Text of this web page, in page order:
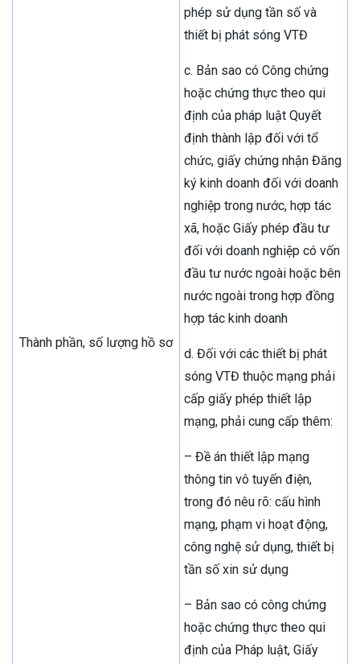
Thành phần, số lượng hồ sơ
phép sử dụng tần số và
thiết bị phát sóng VTĐ
c. Bản sao có Công chứng
hoặc chứng thực theo qui
định của pháp luật Quyết
định thành lập đối với tổ
chức, giấy chứng nhận Đăng
ký kinh doanh đối với doanh
nghiệp trong nước, hợp tác
xã, hoặc Giấy phép đầu tư
đối với doanh nghiệp có vốn
đầu tư nước ngoài hoặc bên
nước ngoài trong hợp đồng
hợp tác kinh doanh
d. Đối với các thiết bị phát
sóng VTĐ thuộc mạng phải
cấp giấy phép thiết lập
mạng, phải cung cấp thêm:
– Đề án thiết lập mạng
thông tin vô tuyến điện,
trong đó nêu rõ: cấu hình
mạng, phạm vi hoạt động,
công nghệ sử dụng, thiết bị
tần số xin sử dụng
– Bản sao có công chứng
hoặc chứng thực theo qui
định của Pháp luật, Giấy